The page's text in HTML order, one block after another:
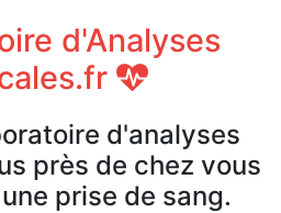
d'Analyses
d'analyses
près de chez vous
prise de sang.